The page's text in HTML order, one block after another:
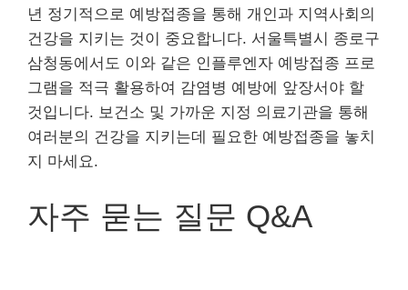
년 정기적으로 예방접종을 통해 개인과 지역사회의
건강을 지키는 것이 중요합니다. 서울특별시 종로구
삼청동에서도 이와 같은 인플루엔자 예방접종 프로
그램을 적극 활용하여 감염병 예방에 앞장서야 할
것입니다. 보건소 및 가까운 지정 의료기관을 통해
여러분의 건강을 지키는데 필요한 예방접종을 놓치
지 마세요.
자주 묻는 질문 Q&A